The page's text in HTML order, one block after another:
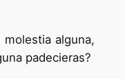
alguna,
padecieras?